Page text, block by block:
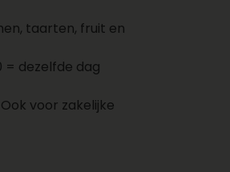
bezorgdatum.
de ontvanger
dag. Voeg nog
taarten, fruit en
= dezelfde dag
voor zakelijke